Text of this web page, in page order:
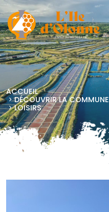
ACCUEIL
DÉCOUVRIR LA COMMUNE
LOISIRS